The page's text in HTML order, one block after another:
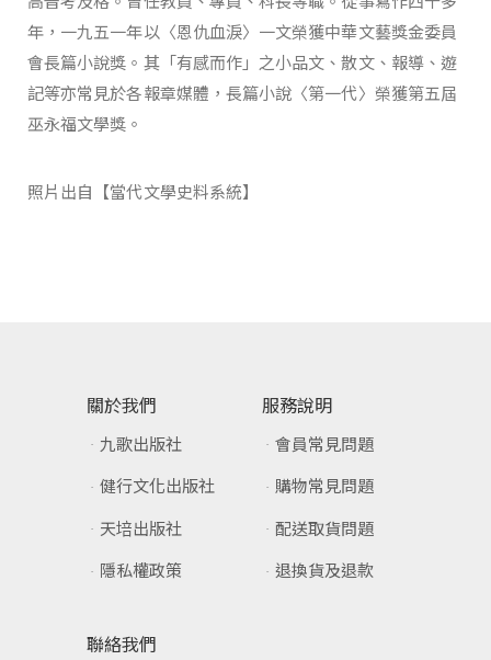
年，一九五一年以〈恩仇血淚〉一文榮獲中華文藝獎金委員
會長篇小說獎。其「有感而作」之小品文、散文、報導、遊
記等亦常見於各報章媒體，長篇小說〈第一代〉榮獲第五屆
巫永福文學獎。
照片出自【當代文學史料系統】
關於我們
九歌出版社
健行文化出版社
天培出版社
隱私權政策
服務說明
會員常見問題
購物常見問題
配送取貨問題
退換貨及退款
聯絡我們